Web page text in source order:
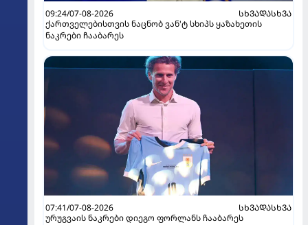
09:24/07-08-2026
ᲡᲮᲕᲐᲓᲐᲡᲮᲕᲐ
ქართველებისთვის ნაცნობ ვან'ტ სხიპს ყაზახეთის
ნაკრები ჩააბარეს
07:41/07-08-2026
ᲡᲮᲕᲐᲓᲐᲡᲮᲕᲐ
ურუგვაის ნაკრები დიეგო ფორლანს ჩააბარეს